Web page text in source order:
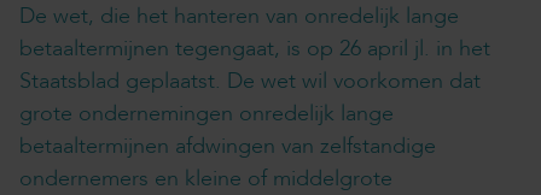
De wet, die het hanteren van onredelijk lange
betaaltermijnen tegengaat, is op 26 april jl. in het
Staatsblad geplaatst. De wet wil voorkomen dat
grote ondernemingen onredelijk lange
betaaltermijnen afdwingen van zelfstandige
ondernemers en kleine of middelgrote